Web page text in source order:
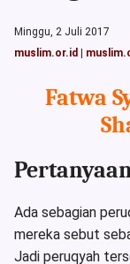
Minggu, 2 Juli 2017
muslim.or.id
Fatwa
Ada sebagian
mereka sebut
Jadi peruqyah